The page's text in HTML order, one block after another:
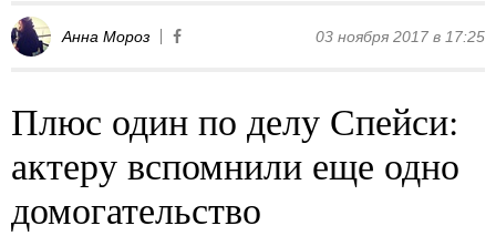
Анна Мороз 03 ноября 2017 в 17:25
Плюс один по делу Спейси:
актеру вспомнили еще одно
домогательство